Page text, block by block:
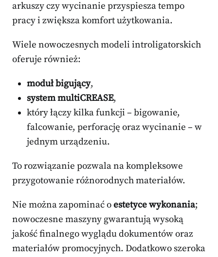
arkuszy czy wycinanie przyspiesza tempo
pracy i zwiększa komfort użytkowania.
Wiele nowoczesnych modeli introligatorskich
oferuje również:
moduł bigujący,
system multiCREASE,
który łączy kilka funkcji – bigowanie,
falcowanie, perforację oraz wycinanie – w
jednym urządzeniu.
To rozwiązanie pozwala na kompleksowe
przygotowanie różnorodnych materiałów.
Nie można zapominać oestetyce wykonania;
nowoczesne maszyny gwarantują wysoką
jakość finalnego wyglądu dokumentów oraz
materiałów promocyjnych. Dodatkowo szeroka